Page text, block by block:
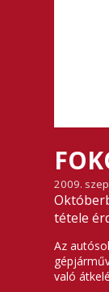
2009.
tétele
Az
való